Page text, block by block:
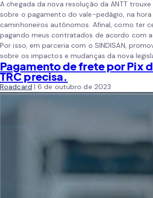
A chegada da nova resolução da ANTT
sobre o pagamento do vale-pedágio, na
caminhoneiros autônomos. Afinal, como ter
pagando meus contratados de acordo com
Por isso, em parceria com o SINDISAN,
sobre os impactos e mudanças da nova
Pagamento de frete por Pix
TRC precisa.
Roadcard |6 de outubro de 2023